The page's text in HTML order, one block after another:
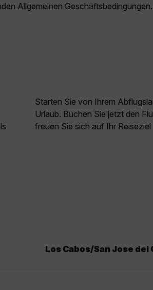
Allgemeinen Geschäftsbedingungen.
Starten Sie von Ihrem
Urlaub. Buchen Sie jetzt den
freuen Sie sich auf Ihr
Los Cabos/San Jose del